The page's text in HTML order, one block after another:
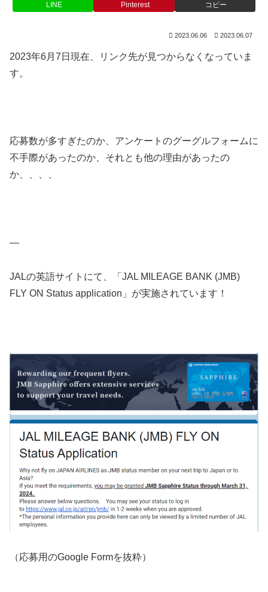
LINE Pinterest コピー
2023.06.06 2023.06.07
2023年6月7日現在、リンク先が見つからなくなっていま
す。
応募数が多すぎたのか、アンケートのグーグルフォームに
不手際があったのか、それとも他の理由があったの
か、、、、
—
JALの英語サイトにて、「JAL MILEAGE BANK (JMB)
FLY ON Status application」が実施されています！
（応募用のGoogle Formを抜粋）